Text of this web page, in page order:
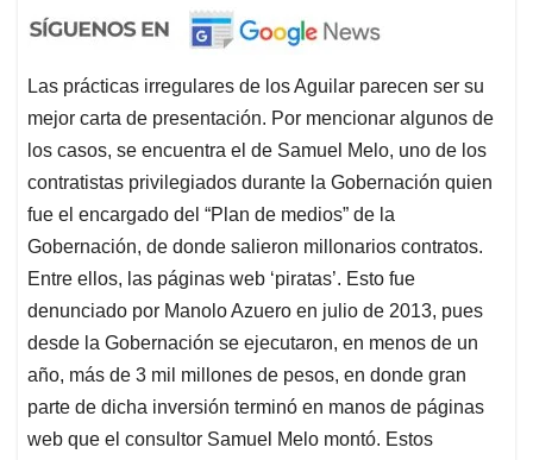
Las prácticas irregulares de los Aguilar parecen ser su
mejor carta de presentación. Por mencionar algunos de
los casos, se encuentra el de Samuel Melo, uno de los
contratistas privilegiados durante la Gobernación quien
fue el encargado del “Plan de medios” de la
Gobernación, de donde salieron millonarios contratos.
Entre ellos, las páginas web ‘piratas’. Esto fue
denunciado por Manolo Azuero en julio de 2013, pues
desde la Gobernación se ejecutaron, en menos de un
año, más de 3 mil millones de pesos, en donde gran
parte de dicha inversión terminó en manos de páginas
web que el consultor Samuel Melo montó. Estos